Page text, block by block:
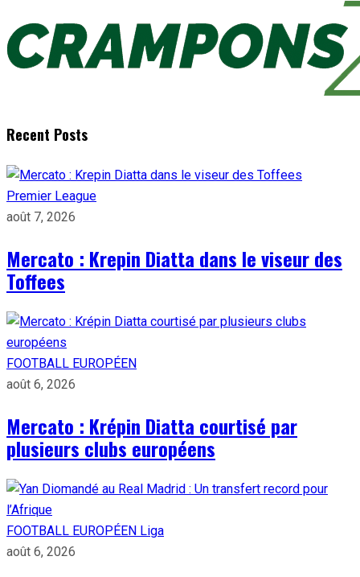
Recent Posts
Premier League
août 7, 2026
Mercato : Krepin Diatta dans le viseur des
Toffees
FOOTBALL EUROPÉEN
août 6, 2026
Mercato : Krépin Diatta courtisé par
plusieurs clubs européens
FOOTBALL EUROPÉEN Liga
août 6, 2026